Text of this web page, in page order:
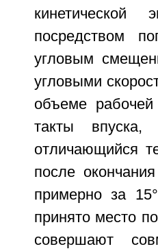
посредством
угловым
угловыми
объеме
такты
отличающийся
после
примерно за
принято место
совершают